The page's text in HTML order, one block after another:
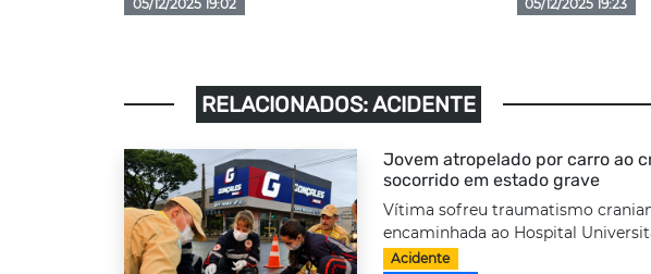
05/12/2025 19:02 05/12/2025 19:23
RELACIONADOS: ACIDENTE
Jovem atropelado por carro ao
socorrido em estado grave
Vítima sofreu traumatismo
encaminhada ao Hospital
Acidente